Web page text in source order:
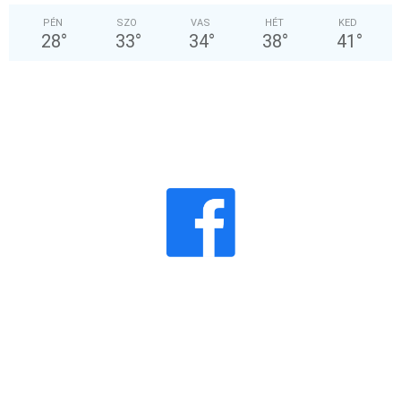
PÉN
28°
SZO
33°
VAS
34°
HÉT
38°
KED
41 °